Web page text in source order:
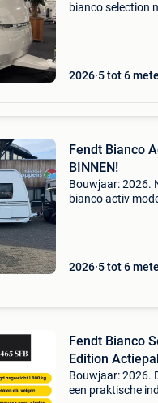
bianco selection
2026 5 tot 6
Fendt Bianco
BINNEN!
Bouwjaar: 2026.
bianco activ
2026 5 tot 6
Fendt Bianco
Edition
Bouwjaar: 2026.
een praktische